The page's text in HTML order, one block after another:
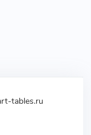
tables.ru